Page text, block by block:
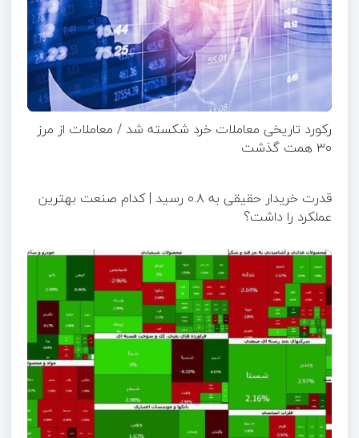
رکورد تاریخی معاملات خرد شکسته شد / معاملات از مرز
۳۰ همت گذشت
قدرت خریدار حقیقی به ۰.۸ رسید | کدام صنعت بهترین
عملکرد را داشت؟